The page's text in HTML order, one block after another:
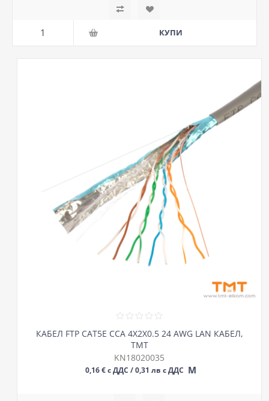
КАБЕЛ FTP CAT5E CCA 4Х2Х0.5 24 AWG LAN КАБЕЛ,
ТМТ
KN18020035
0,16 € с ДДС / 0,31 лв с ДДС М